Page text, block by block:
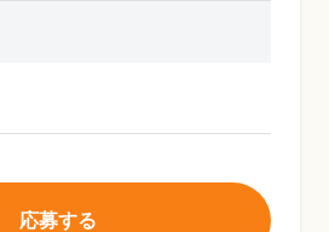
応募する